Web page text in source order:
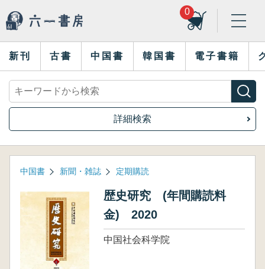
0
新刊 古書 中国書 韓国書 電子書籍
詳細検索
中国書 新聞・雑誌 定期購読
歴史研究 (年間購読料
金) 2020
中国社会科学院